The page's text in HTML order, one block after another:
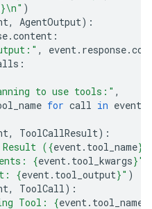
}\n" )
, AgentOutput):
.content :
, event. response.
:
to use tools:" ,
for call in event
, ToolCallResult):
({event. tool_name}
{event. tool_kwargs}"
{event. tool_output}" )
, ToolCall):
Tool: {event. tool_name